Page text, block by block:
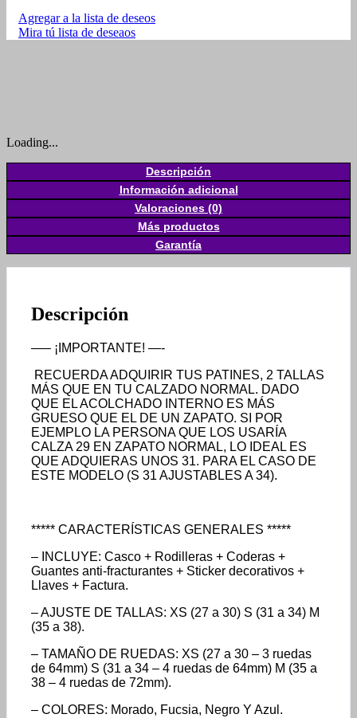
Agregar a la lista de deseos
Mira tú lista de deseaos
Loading...
Descripción
Información adicional
Valoraciones (0)
Más productos
Garantía
Descripción
—– ¡IMPORTANTE! —-
RECUERDA ADQUIRIR TUS PATINES, 2 TALLAS
MÁS QUE EN TU CALZADO NORMAL. DADO
QUE EL ACOLCHADO INTERNO ES MÁS
GRUESO QUE EL DE UN ZAPATO. SI POR
EJEMPLO LA PERSONA QUE LOS USARÍA
CALZA 29 EN ZAPATO NORMAL, LO IDEAL ES
QUE ADQUIERAS UNOS 31. PARA EL CASO DE
ESTE MODELO (S 31 AJUSTABLES A 34).
***** CARACTERÍSTICAS GENERALES *****
– INCLUYE: Casco + Rodilleras + Coderas +
Guantes anti-fracturantes + Sticker decorativos +
Llaves + Factura.
– AJUSTE DE TALLAS: XS (27 a 30) S (31 a 34) M
(35 a 38).
– TAMAÑO DE RUEDAS: XS (27 a 30 – 3 ruedas
de 64mm) S (31 a 34 – 4 ruedas de 64mm) M (35 a
38 – 4 ruedas de 72mm).
– COLORES: Morado, Fucsia, Negro Y Azul.